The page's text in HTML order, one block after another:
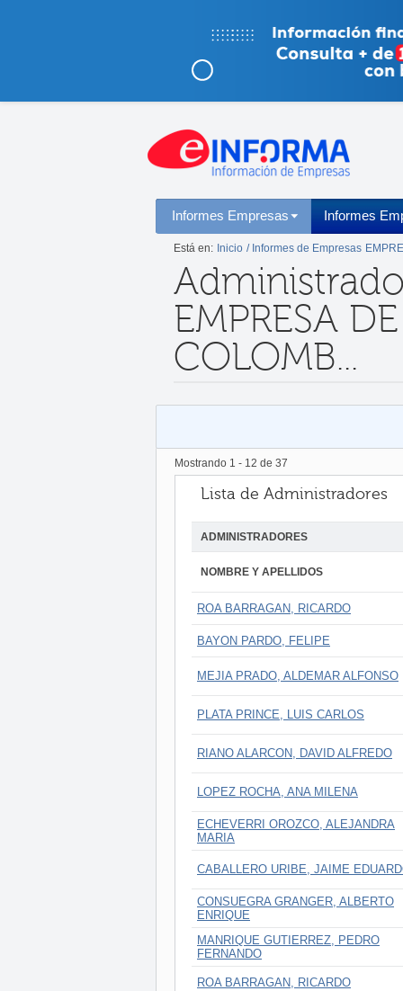
Informes Empresas Informes
Está en: Inicio / Informes de Empresas
EMPRESA
COLOMB...
Mostrando 1 - 12 de 37
Lista de Administradores
ADMINISTRADORES
NOMBRE Y APELLIDOS
ROA BARRAGAN, RICARDO
BAYON PARDO, FELIPE
MEJIA PRADO, ALDEMAR ALFONSO
PLATA PRINCE, LUIS CARLOS
RIANO ALARCON, DAVID ALFREDO
LOPEZ ROCHA, ANA MILENA
ECHEVERRI OROZCO, ALEJANDRA
MARIA
CABALLERO URIBE, JAIME
CONSUEGRA GRANGER, ALBERTO
ENRIQUE
MANRIQUE GUTIERREZ, PEDRO
FERNANDO
ROA BARRAGAN, RICARDO